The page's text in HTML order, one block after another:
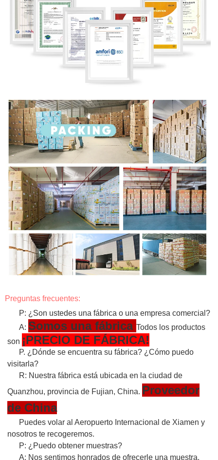
Preguntas frecuentes:
P: ¿Son ustedes una fábrica o una empresa comercial?
A: Somos una fábrica Todos los productos
son ¡PRECIO DE FÁBRICA!
P. ¿Dónde se encuentra su fábrica? ¿Cómo puedo
visitarla?
R: Nuestra fábrica está ubicada en la ciudad de
Quanzhou, provincia de Fujian, China. Proveedor
de China
Puedes volar al Aeropuerto Internacional de Xiamen y
nosotros te recogeremos.
P: ¿Puedo obtener muestras?
A: Nos sentimos honrados de ofrecerle una muestra.